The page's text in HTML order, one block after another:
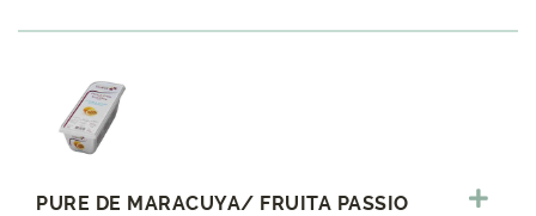
PURE DE MARACUYA/ FRUITA PASSIO